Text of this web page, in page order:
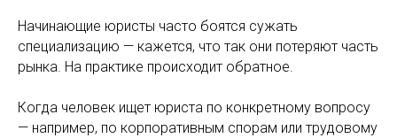
Начинающие юристы часто боятся сужать
специализацию — кажется, что так они потеряют часть
рынка. На практике происходит обратное.
Когда человек ищет юриста по конкретному вопросу
— например, по корпоративным спорам или трудовому